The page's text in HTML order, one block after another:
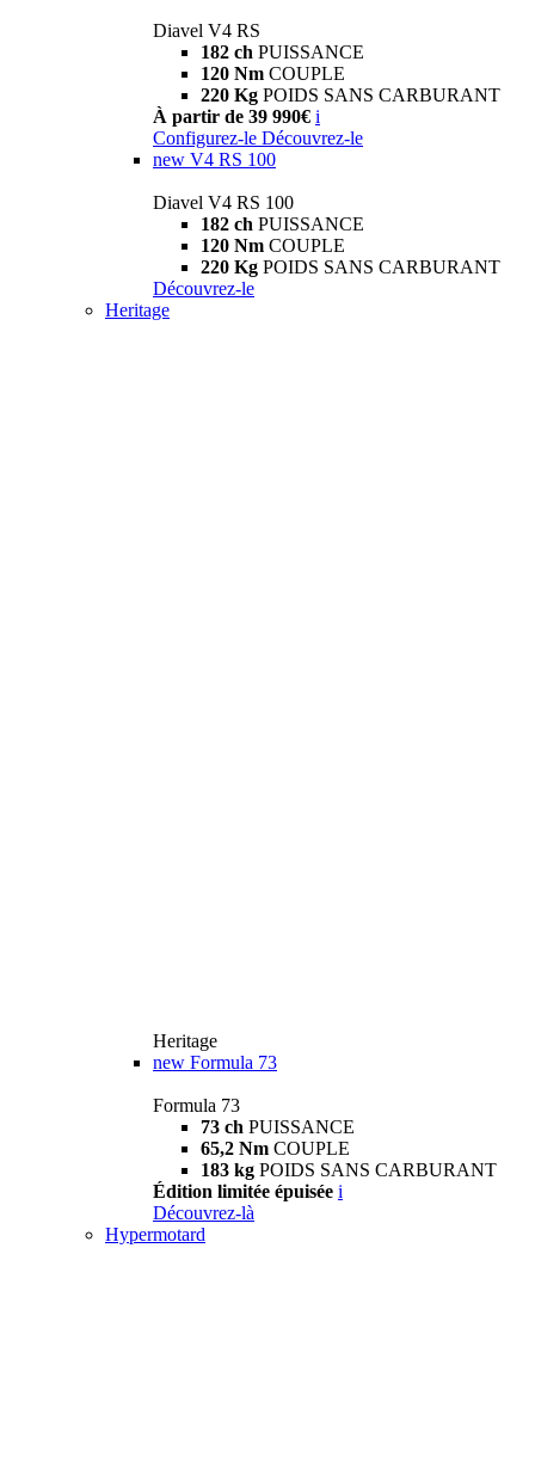
Diavel V4 RS
182 ch PUISSANCE
120 Nm COUPLE
220 Kg POIDS SANS CARBURANT
À partir de 39 990€ i
Configurez-le Découvrez-le
new V4 RS 100
Diavel V4 RS 100
182 ch PUISSANCE
120 Nm COUPLE
220 Kg POIDS SANS CARBURANT
Découvrez-le
Heritage
Heritage
new Formula 73
Formula 73
73 ch PUISSANCE
65,2 Nm COUPLE
183 kg POIDS SANS CARBURANT
Édition limitée épuisée i
Découvrez-là
Hypermotard